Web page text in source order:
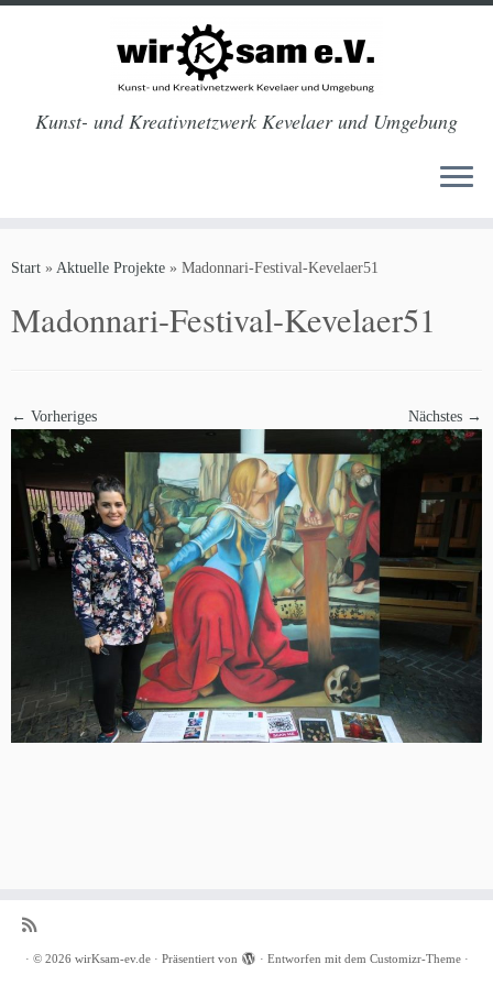
Inhalt
Kunst- und Kreativnetzwerk Kevelaer und Umgebung
Start » Aktuelle Projekte » Madonnari-Festival-Kevelaer51
Madonnari-Festival-Kevelaer51
← Vorheriges Nächstes →
· © 2026 wirKsam-ev.de· Präsentiert von · Entworfen mit dem Customizr-Theme·